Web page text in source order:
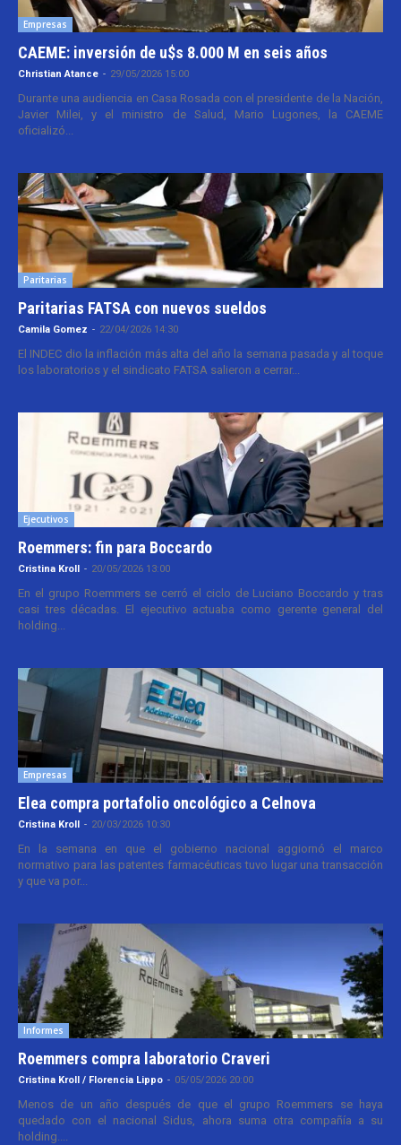
Empresas
CAEME: inversión de u$s 8.000 M en seis años
Christian Atance - 29/05/2026 15:00
Durante una audiencia en Casa Rosada con el presidente de la Nación,
Javier Milei, y el ministro de Salud, Mario Lugones, la CAEME
oficializó...
Paritarias
Paritarias FATSA con nuevos sueldos
Camila Gomez - 22/04/2026 14:30
El INDEC dio la inflación más alta del año la semana pasada y al toque
los laboratorios y el sindicato FATSA salieron a cerrar...
Ejecutivos
Roemmers: fin para Boccardo
Cristina Kroll - 20/05/2026 13:00
En el grupo Roemmers se cerró el ciclo de Luciano Boccardo y tras
casi tres décadas. El ejecutivo actuaba como gerente general del
holding...
Empresas
Elea compra portafolio oncológico a Celnova
Cristina Kroll - 20/03/2026 10:30
En la semana en que el gobierno nacional aggiornó el marco
normativo para las patentes farmacéuticas tuvo lugar una transacción
y que va por...
Informes
Roemmers compra laboratorio Craveri
Cristina Kroll / Florencia Lippo - 05/05/2026 20:00
Menos de un año después de que el grupo Roemmers se haya
quedado con el nacional Sidus, ahora suma otra compañía a su
holding....